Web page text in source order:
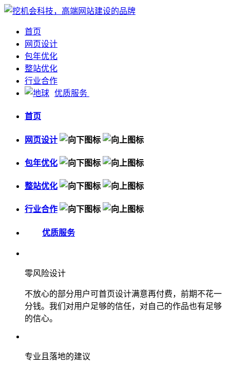
首页
网页设计
包年优化
整站优化
行业合作
优质服务
首页
网页设计
包年优化
整站优化
行业合作
优质服务
零风险设计
不放心的部分用户可首页设计满意再付费，前期不花一
分钱。我们对用户足够的信任，对自己的作品也有足够
的信心。
专业且落地的建议